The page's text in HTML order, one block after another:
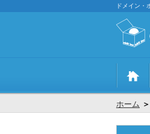
ドメイン・
ホーム